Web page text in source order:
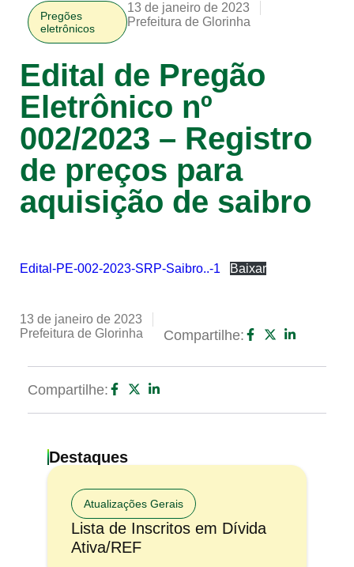
Pregões
eletrônicos
13 de janeiro de 2023
Prefeitura de Glorinha
Edital de Pregão
Eletrônico nº
002/2023 – Registro
de preços para
aquisição de saibro
Edital-PE-002-2023-SRP-Saibro..-1 Baixar
13 de janeiro de 2023
Prefeitura de Glorinha
Compartilhe:
Compartilhe:
Destaques
Atualizações Gerais
Lista de Inscritos em Dívida
Ativa/REF